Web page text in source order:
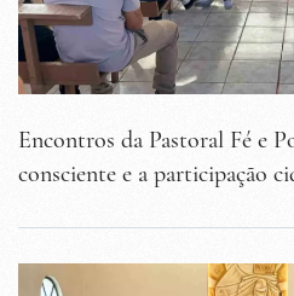
Encontros da Pastoral Fé e
consciente e a participação